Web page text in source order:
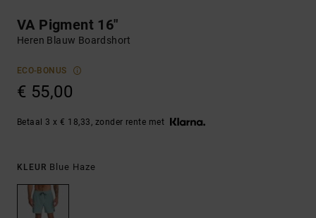
VA Pigment 16"
Heren Blauw Boardshort
ECO-BONUS
€ 55,00
Betaal 3 x € 18,33, zonder rente met
KLEUR Blue Haze